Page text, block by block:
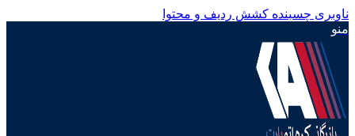
ناوبری چسبنده کشش ردیف و محتوا
منو